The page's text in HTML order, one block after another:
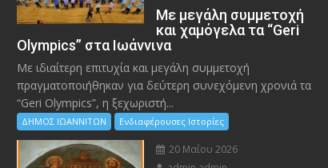
Με μεγάλη συμμετοχή
και χαμόγελα τα “Geri
Olympics” στα Ιωάννινα
Με ιδιαίτερη επιτυχία και μεγάλη συμμετοχή
πραγματοποιήθηκαν για δεύτερη συνεχόμενη χρονιά τα
“Geri Olympics”, η ξεχωριστή...
ΔΗΜΟΣ ΙΩΑΝΝΙΤΩΝ Ενδιαφέρουσες Ιστορίες
20 Μαΐου 2026